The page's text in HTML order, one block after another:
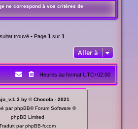
c
r
ne correspond à vos critères de
trouvé • Page1 sur1
Aller à
Heures au formatUTC+02:00
by © Chocola - 2021
parphpBB® Forum Software ©
phpBB Limited
parphpBB-fr.com